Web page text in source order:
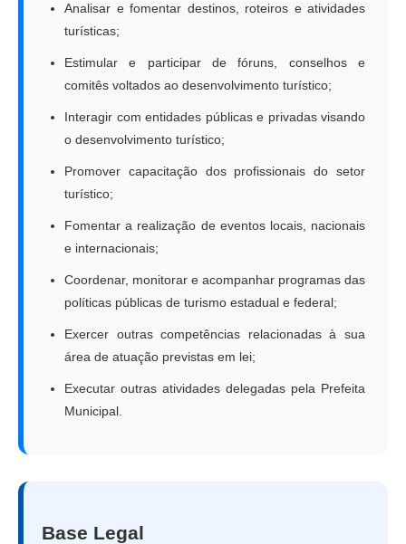
Analisar e fomentar destinos, roteiros e atividades
turísticas;
Estimular e participar de fóruns, conselhos e
comitês voltados ao desenvolvimento turístico;
Interagir com entidades públicas e privadas visando
o desenvolvimento turístico;
Promover capacitação dos profissionais do setor
turístico;
Fomentar a realização de eventos locais, nacionais
e internacionais;
Coordenar, monitorar e acompanhar programas das
políticas públicas de turismo estadual e federal;
Exercer outras competências relacionadas à sua
área de atuação previstas em lei;
Executar outras atividades delegadas pela Prefeita
Municipal.
Base Legal